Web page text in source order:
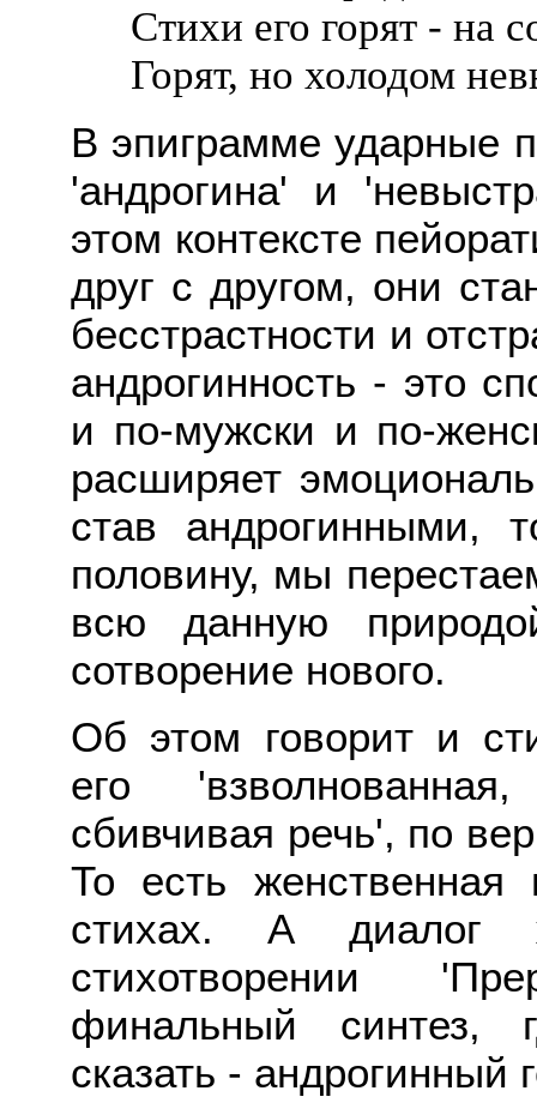
Стихи его горят - на
Горят, но холодом
В эпиграмме ударные
'андрогина' и
этом контексте
друг с другом, они
бесстрастности и
андрогинность - это
и по-мужски и по-
расширяет
став андрогинными,
половину, мы
всю данную
сотворение нового.
Об этом говорит и
его
сбивчивая речь', по
То есть
стихах. А
стихотворении
финальный синтез,
сказать - андрогинный